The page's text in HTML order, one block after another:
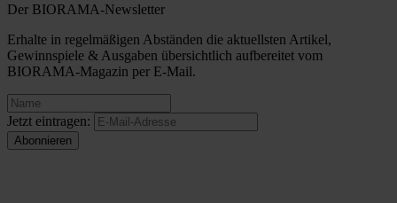
Der BIORAMA-Newsletter
Erhalte in regelmäßigen Abständen die aktuellsten Artikel,
Gewinnspiele & Ausgaben übersichtlich aufbereitet vom
BIORAMA-Magazin per E-Mail.
Jetzt eintragen: